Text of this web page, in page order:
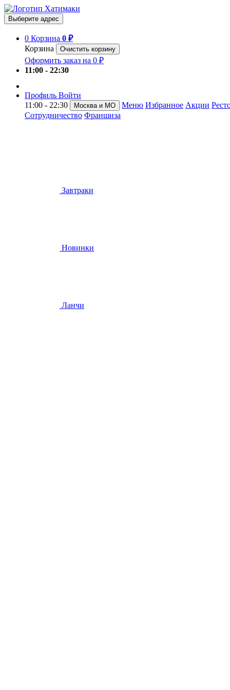
Выберите адрес
0 Корзина 0 ₽
Корзина
Очистить корзину
Оформить заказ на 0 ₽
11:00 - 22:30
Профиль Войти
11:00 - 22:30
Москва и МО Меню Избранное Акции
Сотрудничество Франшиза
Завтраки
Новинки
Ланчи